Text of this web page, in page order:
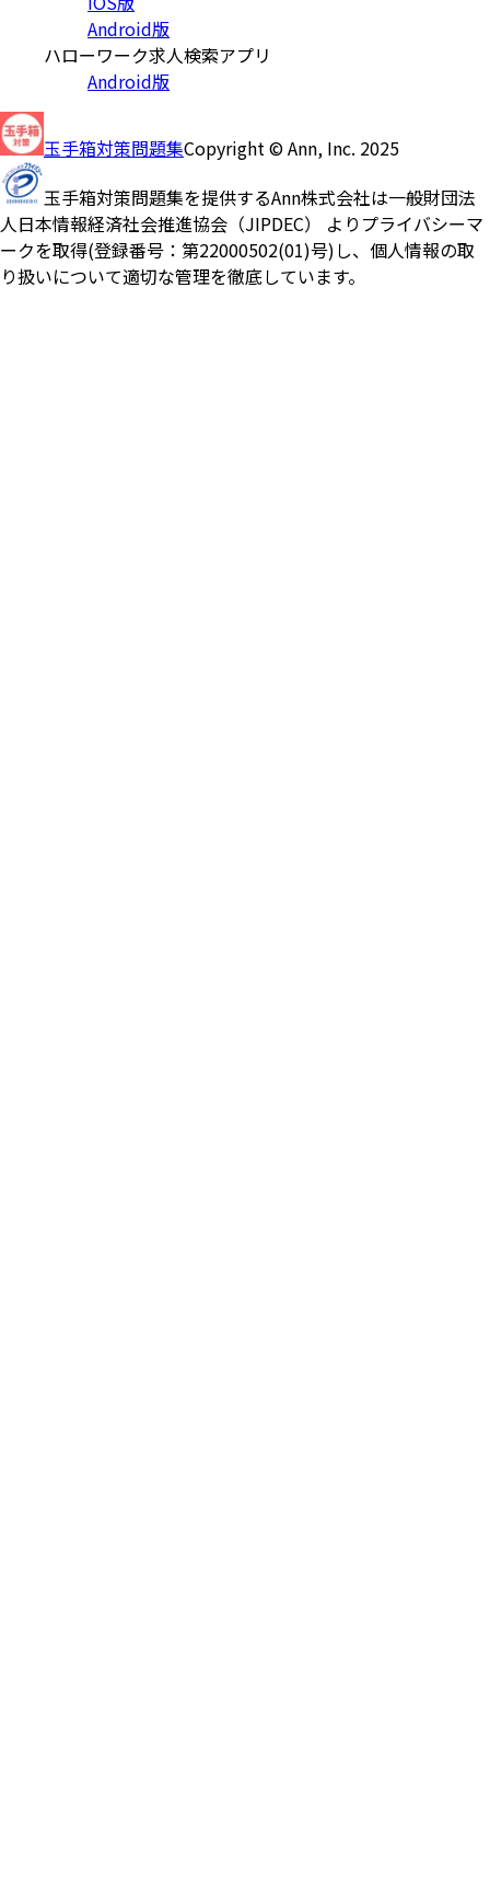
Android版
ハローワーク求人検索アプリ
Android版
玉手箱対策問題集Copyright © Ann, Inc. 2025
玉手箱対策問題集を提供するAnn株式会社は一般財団法
人日本情報経済社会推進協会（JIPDEC） よりプライバシーマ
ークを取得(登録番号：第22000502(01)号)し、個人情報の取
り扱いについて適切な管理を徹底しています。